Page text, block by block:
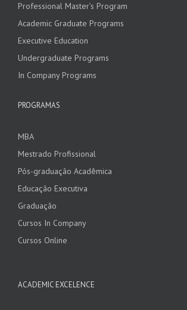
Professional Master’s Program
Academic Graduate Programs
Executive Education
Undergraduate Programs
In Company Programs
PROGRAMAS
MBA
Mestrado Profissional
Pós-graduação Acadêmica
Educação Executiva
Graduação
Cursos In Company
Cursos Online
ACADEMIC EXCELENCE